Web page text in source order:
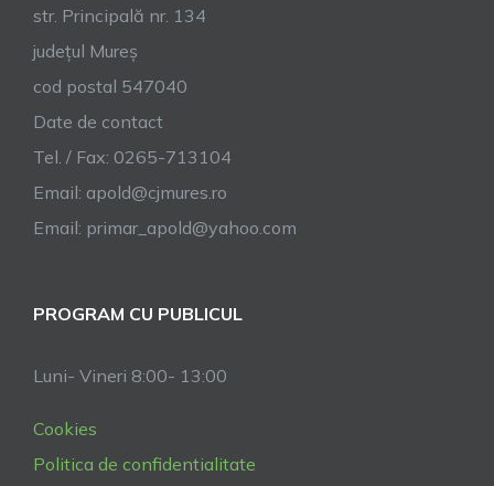
str. Principală nr. 134
județul Mureș
cod postal 547040
Date de contact
Tel. / Fax: 0265-713104
Email: apold@cjmures.ro
Email: primar_apold@yahoo.com
PROGRAM CU PUBLICUL
Luni- Vineri 8:00- 13:00
Cookies
Politica de confidentialitate